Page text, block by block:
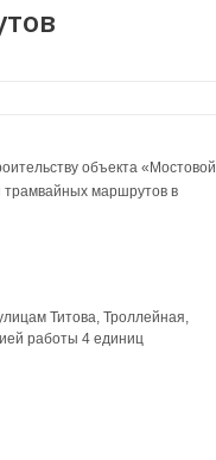
объекта «Мостовой
трамвайных маршрутов в
Титова, Троллейная,
работы 4 единиц